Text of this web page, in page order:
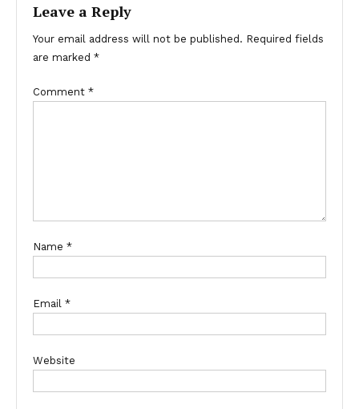
Leave a Reply
Your email address will not be published. Required fields
are marked *
Comment *
Name *
Email *
Website